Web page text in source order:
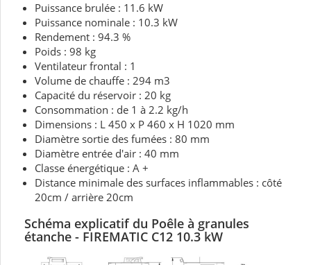
Puissance brulée : 11.6 kW
Puissance nominale : 10.3 kW
Rendement : 94.3 %
Poids : 98 kg
Ventilateur frontal : 1
Volume de chauffe : 294 m3
Capacité du réservoir : 20 kg
Consommation : de 1 à 2.2 kg/h
Dimensions : L 450 x P 460 x H 1020 mm
Diamètre sortie des fumées : 80 mm
Diamètre entrée d'air : 40 mm
Classe énergétique : A +
Distance minimale des surfaces inflammables : côté
20cm / arrière 20cm
Schéma explicatif du Poêle à granules
étanche - FIREMATIC C12 10.3 kW